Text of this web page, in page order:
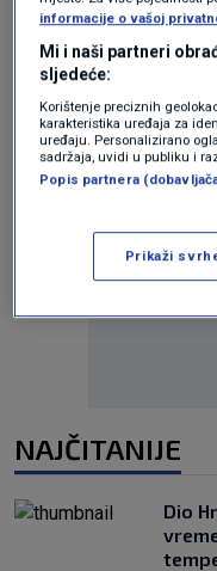
NAJČITANIJE
Dio
informacije o vašoj
Mi i naši partneri
sljedeće:
Korištenje preciznih
karakteristika uređaja za
uređaju. Personalizirano
sadržaja, uvidi u publiku i
Popis partnera
Prikaži